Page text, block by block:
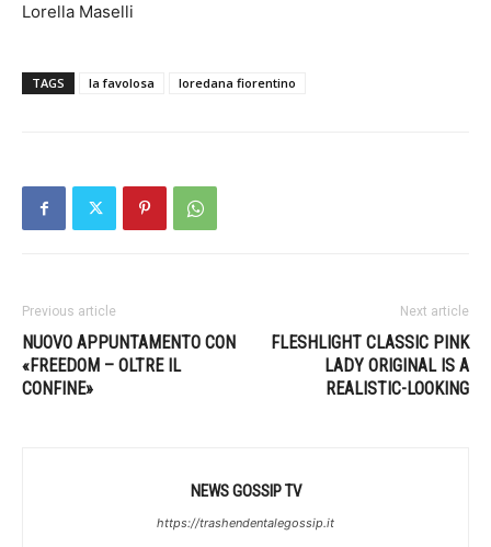
Lorella Maselli
TAGS la favolosa loredana fiorentino
Previous article
NUOVO APPUNTAMENTO CON
«FREEDOM – OLTRE IL
CONFINE»
Next article
FLESHLIGHT CLASSIC PINK
LADY ORIGINAL IS A
REALISTIC-LOOKING
NEWS GOSSIP TV
https://trashendentalegossip.it